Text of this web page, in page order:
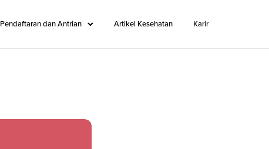
Pendaftaran dan Antrian Artikel Kesehatan Karir